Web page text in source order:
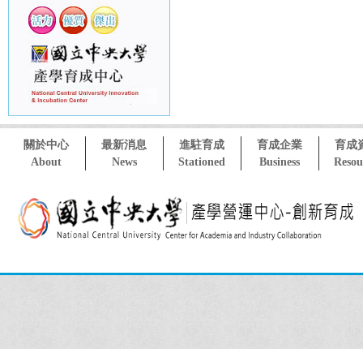
關於中心
About
最新消息
News
進駐育成
Stationed
育成企業
Business
育成